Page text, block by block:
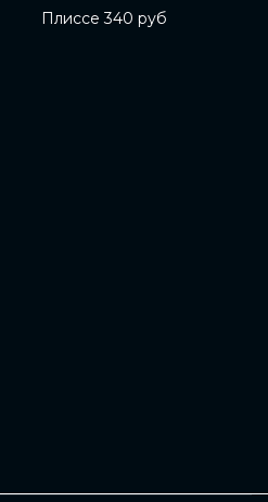
Плиссе 340 руб